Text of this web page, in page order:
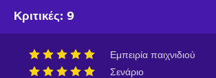
Κριτικές: 9
Εμπειρία παιχνιδιού
Σενάριο